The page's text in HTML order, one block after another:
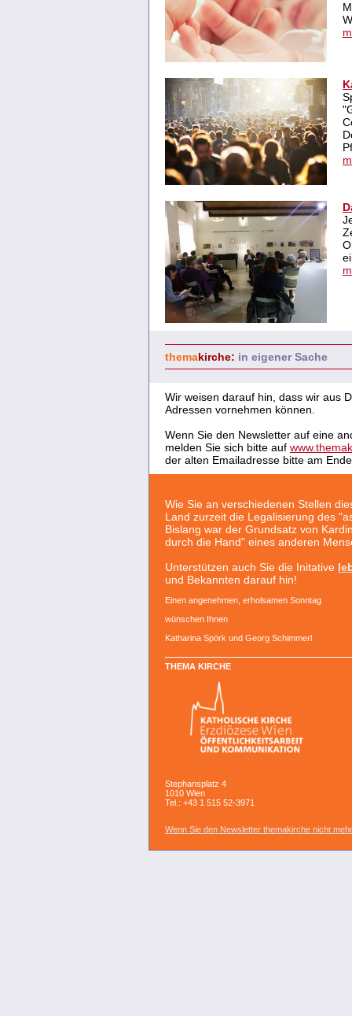
themakirche: in eigener Sache
Wir weisen darauf hin, dass wir aus
Adressen vornehmen können.
Wenn Sie den Newsletter auf eine
melden Sie sich bitte auf
der alten Emailadresse bitte am
Wie Sie an verschiedenen Stellen
Land zurzeit die Legalisierung des
Bislang war der Grundsatz von
durch die Hand" eines anderen
Unterstützen auch Sie die Initative
und Bekannten darauf hin!
Einen angenehmen, erholsamen Sonntag
wünschen Ihnen
Katharina Spörk und Georg Schimmerl
THEMA KIRCHE
Stephansplatz 4
1010 Wien
Tel.: +43 1 515 52-3971
Wenn Sie den Newsletter themakirche nicht